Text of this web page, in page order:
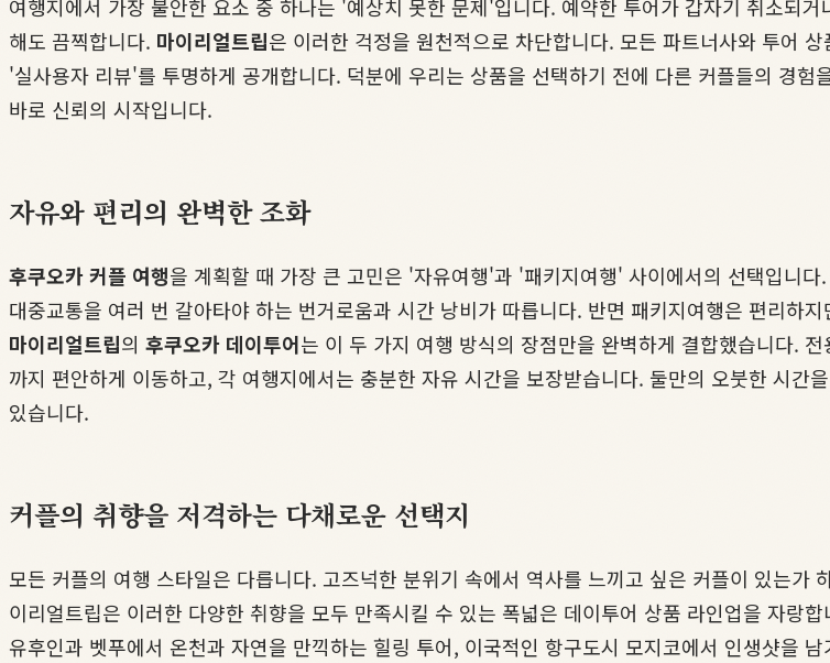
여행지에서 가장 불안한 요소 중 하나는 '예상치 못한 문제'입니다. 예약한 투어가 갑자기 취소되
해도 끔찍합니다. 마이리얼트립은 이러한 걱정을 원천적으로 차단합니다. 모든 파트너사와 투어
'실사용자 리뷰'를 투명하게 공개합니다. 덕분에 우리는 상품을 선택하기 전에 다른 커플들의 경
바로 신뢰의 시작입니다.
자유와 편리의 완벽한 조화
후쿠오카 커플 여행을 계획할 때 가장 큰 고민은 '자유여행'과 '패키지여행' 사이에서의 선택입니
대중교통을 여러 번 갈아타야 하는 번거로움과 시간 낭비가 따릅니다. 반면 패키지여행은 편리하
마이리얼트립의 후쿠오카 데이투어는 이 두 가지 여행 방식의 장점만을 완벽하게 결합했습니다.
까지 편안하게 이동하고, 각 여행지에서는 충분한 자유 시간을 보장받습니다. 둘만의 오붓한 시
있습니다.
커플의 취향을 저격하는 다채로운 선택지
모든 커플의 여행 스타일은 다릅니다. 고즈넉한 분위기 속에서 역사를 느끼고 싶은 커플이 있는
이리얼트립은 이러한 다양한 취향을 모두 만족시킬 수 있는 폭넓은 데이투어 상품 라인업을 자랑
유후인과 벳푸에서 온천과 자연을 만끽하는 힐링 투어, 이국적인 항구도시 모지코에서 인생샷을